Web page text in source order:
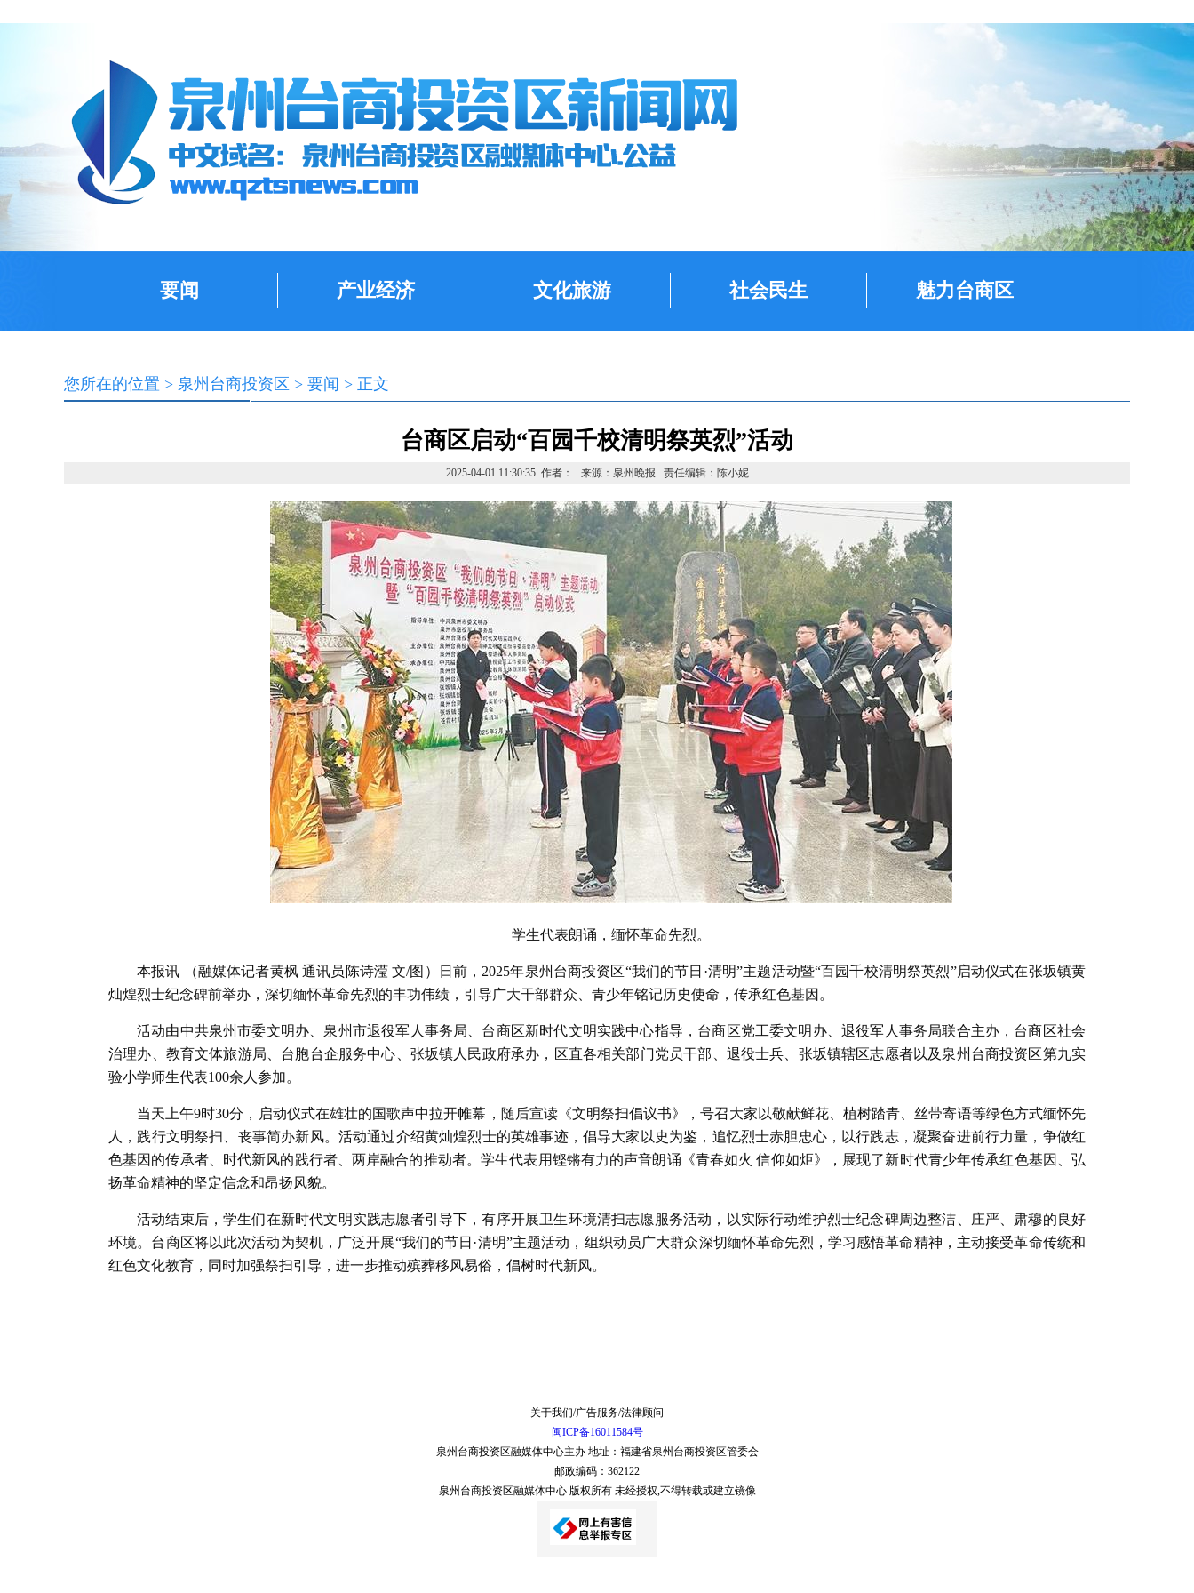
要闻 产业经济 文化旅游 社会民生 魅力台商区
您所在的位置 > 泉州台商投资区 > 要闻 > 正文
台商区启动“百园千校清明祭英烈”活动
2025-04-01 11:30:35 作者： 来源：泉州晚报 责任编辑：陈小妮
学生代表朗诵，缅怀革命先烈。
本报讯 （融媒体记者黄枫 通讯员陈诗滢 文/图）日前，2025年泉州台商投资区“我们的节日·清明”主题活动暨“百园千校清明祭英烈”启动仪式在张坂镇黄
灿煌烈士纪念碑前举办，深切缅怀革命先烈的丰功伟绩，引导广大干部群众、青少年铭记历史使命，传承红色基因。
活动由中共泉州市委文明办、泉州市退役军人事务局、台商区新时代文明实践中心指导，台商区党工委文明办、退役军人事务局联合主办，台商区社会
治理办、教育文体旅游局、台胞台企服务中心、张坂镇人民政府承办，区直各相关部门党员干部、退役士兵、张坂镇辖区志愿者以及泉州台商投资区第九实
验小学师生代表100余人参加。
当天上午9时30分，启动仪式在雄壮的国歌声中拉开帷幕，随后宣读《文明祭扫倡议书》，号召大家以敬献鲜花、植树踏青、丝带寄语等绿色方式缅怀先
人，践行文明祭扫、丧事简办新风。活动通过介绍黄灿煌烈士的英雄事迹，倡导大家以史为鉴，追忆烈士赤胆忠心，以行践志，凝聚奋进前行力量，争做红
色基因的传承者、时代新风的践行者、两岸融合的推动者。学生代表用铿锵有力的声音朗诵《青春如火 信仰如炬》，展现了新时代青少年传承红色基因、弘
扬革命精神的坚定信念和昂扬风貌。
活动结束后，学生们在新时代文明实践志愿者引导下，有序开展卫生环境清扫志愿服务活动，以实际行动维护烈士纪念碑周边整洁、庄严、肃穆的良好
环境。台商区将以此次活动为契机，广泛开展“我们的节日·清明”主题活动，组织动员广大群众深切缅怀革命先烈，学习感悟革命精神，主动接受革命传统和
红色文化教育，同时加强祭扫引导，进一步推动殡葬移风易俗，倡树时代新风。
关于我们/广告服务/法律顾问
闽ICP备16011584号
泉州台商投资区融媒体中心主办 地址：福建省泉州台商投资区管委会
邮政编码：362122
泉州台商投资区融媒体中心 版权所有 未经授权,不得转载或建立镜像